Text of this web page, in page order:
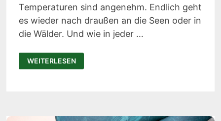
Temperaturen sind angenehm. Endlich geht
es wieder nach draußen an die Seen oder in
die Wälder. Und wie in jeder …
MOBILER
MORPHCOOKER
CAMPINGHERD
WEITERLESEN